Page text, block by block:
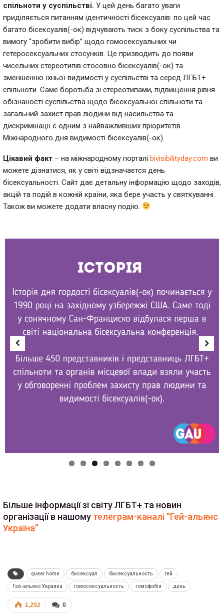
спільноти у суспільстві. У цей день багато уваги
приділяється питанням ідентичності бісексуалів: по цей час
багато бісексуалів(-ок) відчувають тиск з боку суспільства та
вимогу “зробити вибір” щодо гомосексуальних чи
гетеросексуальних стосунків. Це призводить до появи
чисельних стереотипів стосовно бісексуалів(-ок) та
зменшенню їхньої видимості у суспільстві та серед ЛГБТ+
спільноти. Саме боротьба зі стереотипами, підвищення рівня
обізнаності суспільства щодо бісексуальної спільноти та
загальний захист прав людини від насильства та
дискримінації є одним з найважливіших пріоритетів
Міжнародного дня видимості бісексуалів(-ок).
Цікавий факт – на міжнародному порталі bivisibilityday.com ви
можете дізнатися, як у світі відзначаєтся день
бісексуальності. Сайт дає детальну інформацію щодо заходів,
акцій та подій в кожній країни, яка бере участь у святкуванні.
Також ви можете додати власну подію.
Previous Next
Більше інформації зі світу ЛГБТ+ та новин
організації в нашому телеграм-каналі “Гей-альянс
Україна”
queer home бисексуал бисексуальность гей
Гей-альянс Украина гомосексуальность гомофобія день
0
1,292